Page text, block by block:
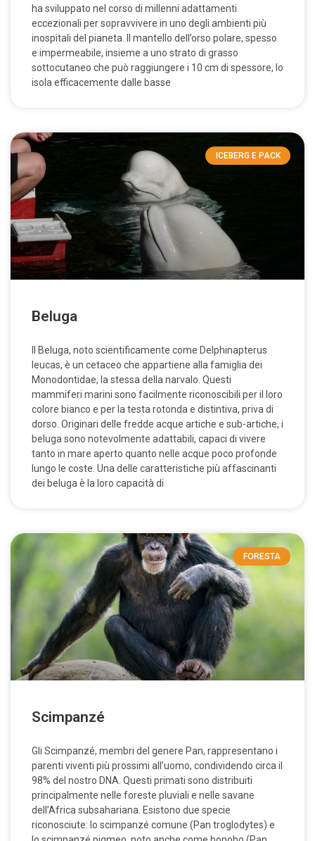
ha sviluppato nel corso di millenni adattamenti
eccezionali per sopravvivere in uno degli ambienti più
inospitali del pianeta. Il mantello dell’orso polare, spesso
e impermeabile, insieme a uno strato di grasso
sottocutaneo che può raggiungere i 10 cm di spessore, lo
isola efficacemente dalle basse
ICEBERG E PACK
Beluga
Il Beluga, noto scientificamente come Delphinapterus
leucas, è un cetaceo che appartiene alla famiglia dei
Monodontidae, la stessa della narvalo. Questi
mammiferi marini sono facilmente riconoscibili per il loro
colore bianco e per la testa rotonda e distintiva, priva di
dorso. Originari delle fredde acque artiche e sub-artiche, i
beluga sono notevolmente adattabili, capaci di vivere
tanto in mare aperto quanto nelle acque poco profonde
lungo le coste. Una delle caratteristiche più affascinanti
dei beluga è la loro capacità di
FORESTA
Scimpanzé
Gli Scimpanzé, membri del genere Pan, rappresentano i
parenti viventi più prossimi all’uomo, condividendo circa il
98% del nostro DNA. Questi primati sono distribuiti
principalmente nelle foreste pluviali e nelle savane
dell’Africa subsahariana. Esistono due specie
riconosciute: lo scimpanzé comune (Pan troglodytes) e